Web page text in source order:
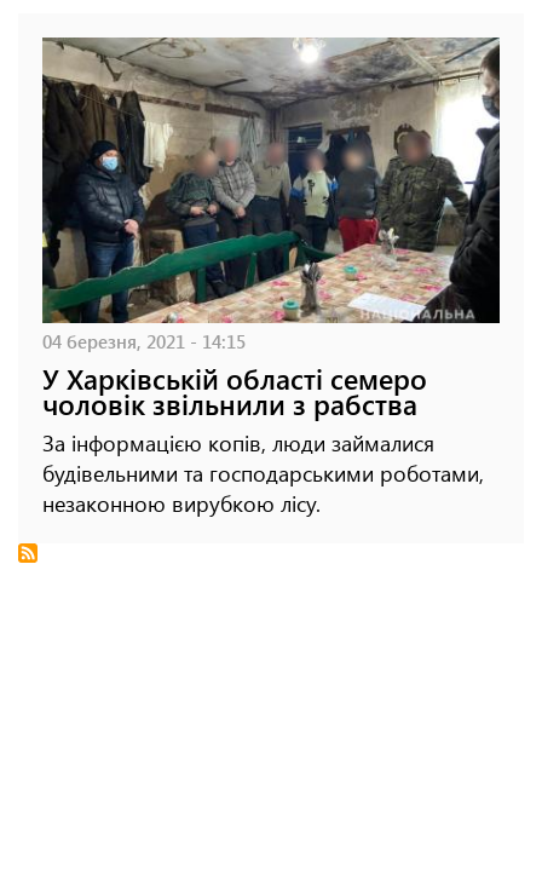
04 березня, 2021 - 14:15
У Харківській області семеро
чоловік звільнили з рабства
За інформацією копів, люди займалися
будівельними та господарськими роботами,
незаконною вирубкою лісу.